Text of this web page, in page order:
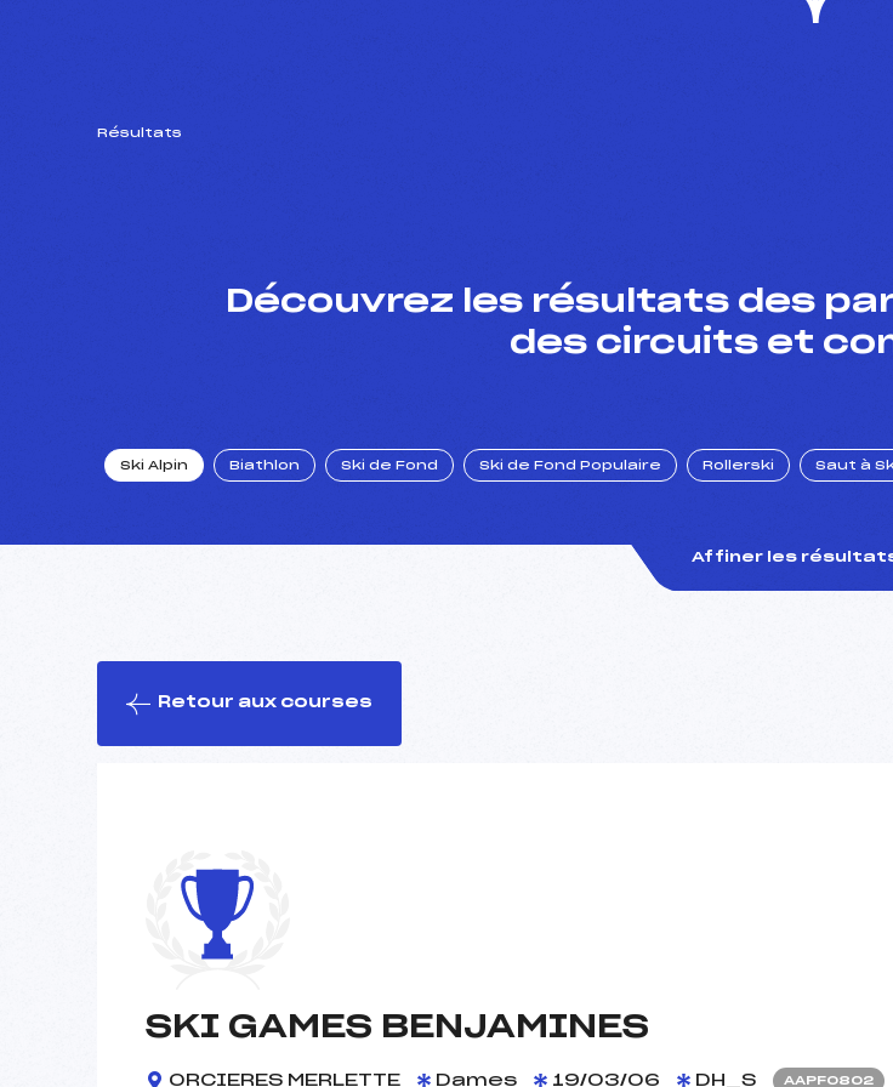
Résultats
Découvrez les résultats des
des circuits et
Ski Alpin Biathlon Ski de Fond Ski de Fond Populaire Rollerski Saut à
Affiner les
Retour aux courses
SKI GAMES BENJAMINES
ORCIERES MERLETTE Dames 19/03/06 DH_S AAPF0802